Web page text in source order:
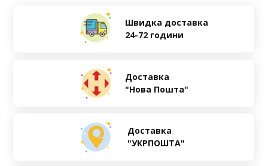
Швидка доставка
24-72 години
Доставка
"Нова Пошта"
Доставка
"УКРПОШТА"